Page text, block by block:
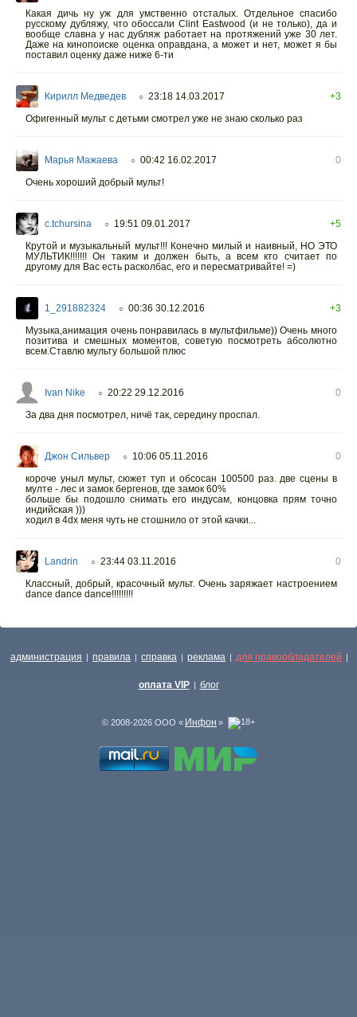
Какая дичь ну уж для умственно отсталых. Отдельное спасибо
русскому дубляжу, что обоссали Clint Eastwood (и не только), да и
вообще славна у нас дубляж работает на протяжений уже 30 лет.
Даже на кинопоиске оценка оправдана, а может и нет, может я бы
поставил оценку даже ниже 6-ти
Кирилл Медведев ○ 23:18 14.03.2017
+3
Офигенный мульт с детьми смотрел уже не знаю сколько раз
Марья Мажаева ○ 00:42 16.02.2017
0
Очень хороший добрый мульт!
c.tchursina ○ 19:51 09.01.2017
+5
Крутой и музыкальный мульт!!! Конечно милый и наивный, НО ЭТО
МУЛЬТИК!!!!!!! Он таким и должен быть, а всем кто считает по
другому для Вас есть расколбас, его и пересматривайте! =)
1_291882324 ○ 00:36 30.12.2016
+3
Музыка,анимация очень понравилась в мультфильме)) Очень много
позитива и смешных моментов, советую посмотреть абсолютно
всем.Ставлю мульту большой плюс
Ivan Nike ○ 20:22 29.12.2016
0
За два дня посмотрел, ничё так, середину проспал.
Джон Сильвер ○ 10:06 05.11.2016
0
короче уныл мульт, сюжет туп и обсосан 100500 раз. две сцены в
мулте - лес и замок бергенов, где замок 60%
больше бы подошло снимать его индусам, концовка прям точно
индийская )))
ходил в 4dx меня чуть не стошнило от этой качки...
Landrin ○ 23:44 03.11.2016
0
Классный, добрый, красочный мульт. Очень заряжает настроением
dance dance dance!!!!!!!!!
администрация | правила | справка | реклама | для правообладателей |
оплата VIP | блог
© 2008-2026 ООО « Инфон »